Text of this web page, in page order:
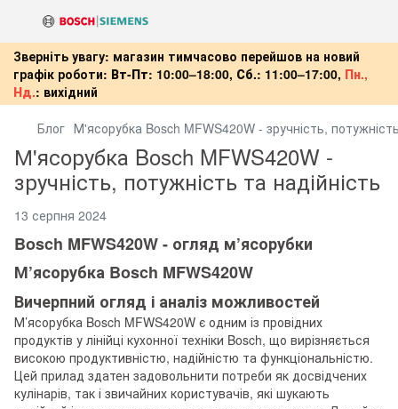
Зверніть увагу: магазин тимчасово перейшов на новий
графік роботи: Вт-Пт: 10:00–18:00, Сб.: 11:00–17:00, Пн.,
Нд.: вихідний
Блог М'ясорубка Bosch MFWS420W - зручність,
М'ясорубка Bosch MFWS420W -
зручність, потужність та надійність
13 серпня 2024
Bosch MFWS420W - огляд м’ясорубки
М’ясорубка Bosch MFWS420W
Вичерпний огляд і аналіз можливостей
М’ясорубка Bosch MFWS420W є одним із провідних
продуктів у лінійці кухонної техніки Bosch, що вирізняється
високою продуктивністю, надійністю та функціональністю.
Цей прилад здатен задовольнити потреби як досвідчених
кулінарів, так і звичайних користувачів, які шукають